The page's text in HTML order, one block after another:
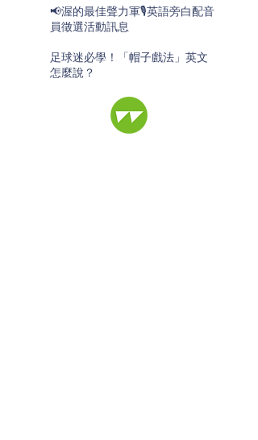
📢渥的最佳聲力軍🎙️英語旁白配音
員徵選活動訊息
足球迷必學！「帽子戲法」英文
怎麼說？